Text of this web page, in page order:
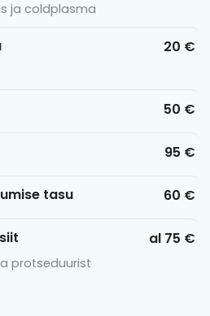
ja coldplasma
20 €
50 €
95 €
tasu 60 €
protseduurist
al 75 €